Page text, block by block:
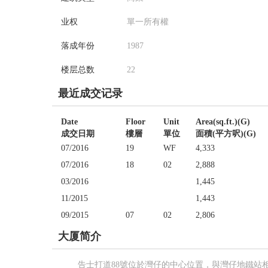
业权 單一所有權
落成年份 1987
楼层总数 22
最近成交记录
Date
成交日期
Floor
樓層
Unit
單位
Area(sq.ft.)(G)
面積(平方呎)(G)
07/2016
19 WF
4,333
07/2016
18 02
2,888
03/2016
1,445
11/2015
1,443
09/2015
07 02 2,806
大厦简介
告士打道88號位於灣仔的中心位置，與灣仔地鐵站